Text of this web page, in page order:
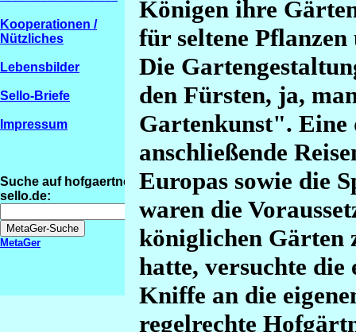
Kooperationen /
Nützliches
Lebensbilder
Sello-Briefe
Impressum
Suche auf hofgaertner-
sello.de:
MetaGer
Königen ihre
für seltene
Die
den Fürsten, ja,
Gartenkunst".
anschließende
Europas sowie die
waren die
königlichen Gärten
hatte, versuchte die
Kniffe an die
regelrechte